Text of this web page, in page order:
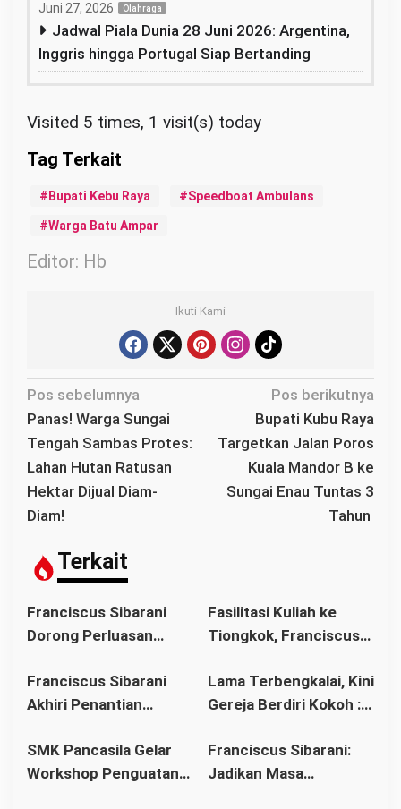
Juni 27, 2026 Olahraga
Jadwal Piala Dunia 28 Juni 2026: Argentina,
Inggris hingga Portugal Siap Bertanding
Visited 5 times, 1 visit(s) today
Bupati Kebu Raya Speedboat Ambulans
Warga Batu Ampar
Editor: Hb
Ikuti Kami
N
a
v
i
g
a
p
o
s
Pos sebelumnya
Panas! Warga Sungai
Tengah Sambas Protes:
Lahan Hutan Ratusan
Hektar Dijual Diam-
Diam!
Pos berikutnya
Bupati Kubu Raya
Targetkan Jalan Poros
Kuala Mandor B ke
Sungai Enau Tuntas 3
Tahun
Terkait
Franciscus Sibarani
Dorong Perluasan
sebagai Upaya Cegah
Pernikahan Dini di
Fasilitasi Kuliah ke
Tiongkok, Franciscus
Tua Dukung Pendidikan
Anak
Franciscus Sibarani
Akhiri Penantian
Bawat Keuskupan
Agung Pontianak,
Lama Terbengkalai, Kini
Gereja Berdiri Kokoh :
Wujudkan Politik
Bonum Commune di
SMK Pancasila Gelar
Workshop Penguatan
Franciscus Sibarani:
Jadikan Masa